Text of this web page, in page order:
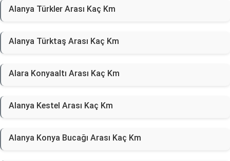
Alanya Türkler Arası Kaç Km
Alanya Türktaş Arası Kaç Km
Alara Konyaaltı Arası Kaç Km
Alanya Kestel Arası Kaç Km
Alanya Konya Bucağı Arası Kaç Km